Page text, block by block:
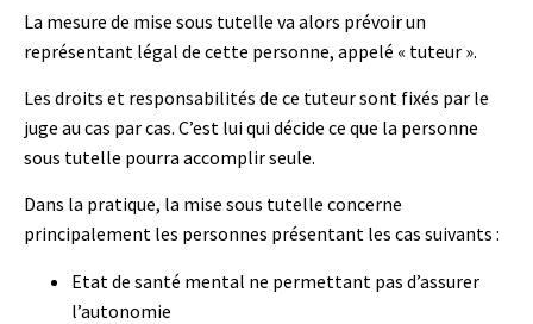
La mesure de mise sous tutelle va alors prévoir un
représentant légal de cette personne, appelé « tuteur ».
Les droits et responsabilités de ce tuteur sont fixés par le
juge au cas par cas. C’est lui qui décide ce que la personne
sous tutelle pourra accomplir seule.
Dans la pratique, la mise sous tutelle concerne
principalement les personnes présentant les cas suivants :
Etat de santé mental ne permettant pas d’assurer
l’autonomie